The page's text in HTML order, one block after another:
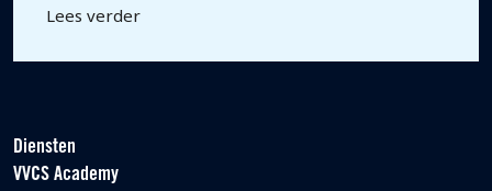
Lees verder
Diensten
VVCS Academy